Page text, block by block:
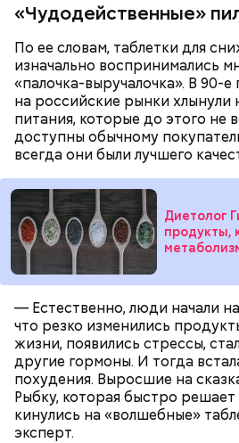
«Чудодейственные»
По ее словам, таблетки для
изначально воспринимались
«палочка-выручалочка». В 90-
на российские рынки
питания, которые до этого не
доступны обычному
всегда они были лучшего
Диетолог
продукты,
— Естественно, люди начали
что резко изменились
жизни, появились стрессы,
другие гормоны. И тогда
похудения. Выросшие на
Рыбку, которая быстро
кинулись на «волшебные»
эксперт.
кабачок;
брынза;
помидоры черри либо
беременным, кормящим
людям с ослабленной
пожилым;
детям.
— Там может содержаться
нитратов, которое вызовет
гипоксию и ухудшение
предостерегла Соломатина.